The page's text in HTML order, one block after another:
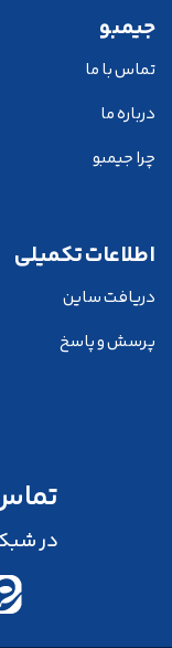
جیمبو
تماس با ما
درباره ما
چرا جیمبو
اطلاعات تکمیلی
دریافت ساین
پرسش و پاسخ
در